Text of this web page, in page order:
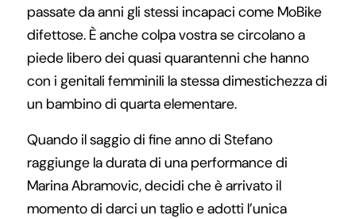
passate da anni gli stessi incapaci come MoBike
difettose. È anche colpa vostra se circolano a
piede libero dei quasi quarantenni che hanno
con i genitali femminili la stessa dimestichezza di
un bambino di quarta elementare.
Quando il saggio di fine anno di Stefano
raggiunge la durata di una performance di
Marina Abramovic, decidi che è arrivato il
momento di darci un taglio e adotti l’unica